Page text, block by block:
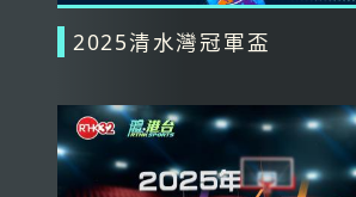
2025清水灣冠軍盃